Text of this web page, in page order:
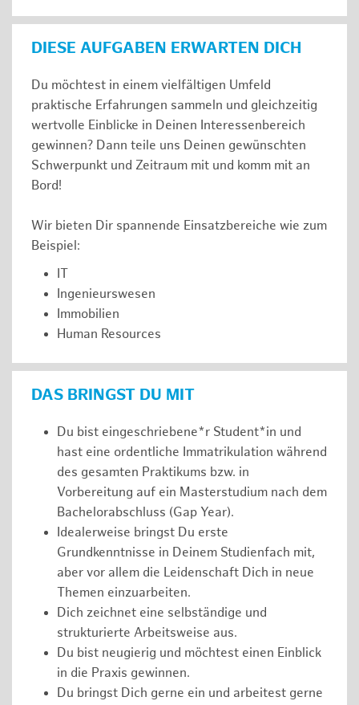
DIESE AUFGABEN ERWARTEN DICH
Du möchtest in einem vielfältigen Umfeld
praktische Erfahrungen sammeln und gleichzeitig
wertvolle Einblicke in Deinen Interessenbereich
gewinnen? Dann teile uns Deinen gewünschten
Schwerpunkt und Zeitraum mit und komm mit an
Bord!
Wir bieten Dir spannende Einsatzbereiche wie zum
Beispiel:
IT
Ingenieurswesen
Immobilien
Human Resources
DAS BRINGST DU MIT
Du bist eingeschriebene*r Student*in und
hast eine ordentliche Immatrikulation während
des gesamten Praktikums bzw. in
Vorbereitung auf ein Masterstudium nach dem
Bachelorabschluss (Gap Year).
Idealerweise bringst Du erste
Grundkenntnisse in Deinem Studienfach mit,
aber vor allem die Leidenschaft Dich in neue
Themen einzuarbeiten.
Dich zeichnet eine selbständige und
strukturierte Arbeitsweise aus.
Du bist neugierig und möchtest einen Einblick
in die Praxis gewinnen.
Du bringst Dich gerne ein und arbeitest gerne